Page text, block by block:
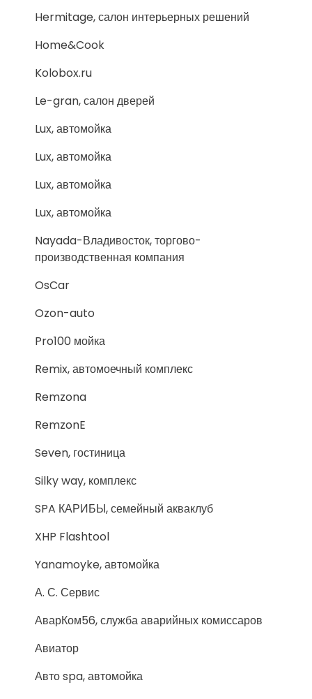
Hermitage, салон интерьерных решений
Home&Cook
Kolobox.ru
Le-gran, салон дверей
Lux, автомойка
Lux, автомойка
Lux, автомойка
Lux, автомойка
Nayada-Владивосток, торгово-
производственная компания
OsCar
Ozon-auto
Pro100 мойка
Remix, автомоечный комплекс
Remzona
RemzonE
Seven, гостиница
Silky way, комплекс
SPA КАРИБЫ, семейный акваклуб
XHP Flashtool
Yanamoyke, автомойка
А. С. Сервис
АварКом56, служба аварийных комиссаров
Авиатор
Авто spa, автомойка